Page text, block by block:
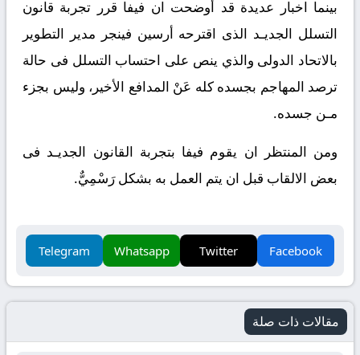
بينما اخبار عديدة قد أوضحت ان فيفا قرر تجربة قانون
التسلل الجديـد الذى اقترحه أرسين فينجر مدير التطوير
بالاتحاد الدولى والذي ينص على احتساب التسلل فى حالة
ترصد المهاجم بجسده كله عَنْ المدافع الأخير، وليس بجزء
مـن جسده.
ومن المنتظر ان يقوم فيفا بتجربة القانون الجديـد فى
بعض الالقاب قبل ان يتم العمل به بشكل رَسْمِيٌّ.
Facebook
Twitter
Whatsapp
Telegram
مقالات ذات صلة